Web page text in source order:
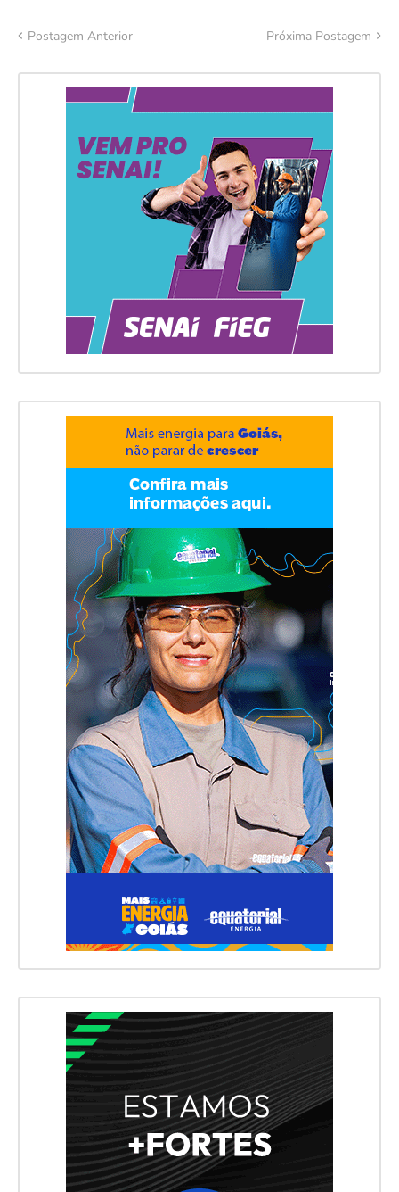
Postagem Anterior Próxima Postagem